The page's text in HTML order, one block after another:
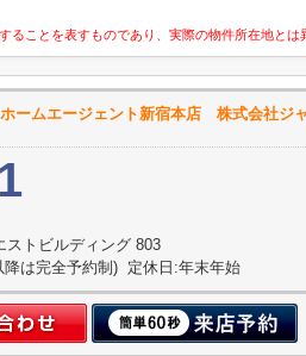
ことを表すものであり、実際の物件所在地とは
ホームエージェント新宿本店 株式会社ジ
ストビルディング 803
降は完全予約制) 定休日:年末年始